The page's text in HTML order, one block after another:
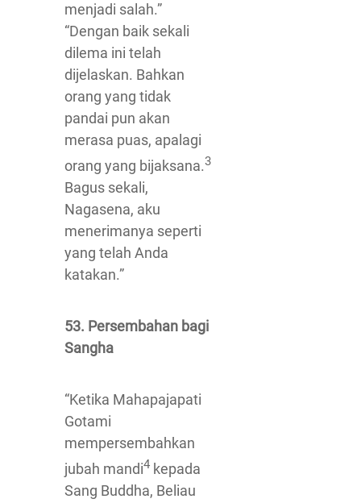
menjadi salah.”
“Dengan baik sekali
dilema ini telah
dijelaskan. Bahkan
orang yang tidak
pandai pun akan
merasa puas, apalagi
orang yang bijaksana.3
Bagus sekali,
Nagasena, aku
menerimanya seperti
yang telah Anda
katakan.”
53. Persembahan bagi
Sangha
“Ketika Mahapajapati
Gotami
mempersembahkan
jubah mandi4 kepada
Sang Buddha, Beliau